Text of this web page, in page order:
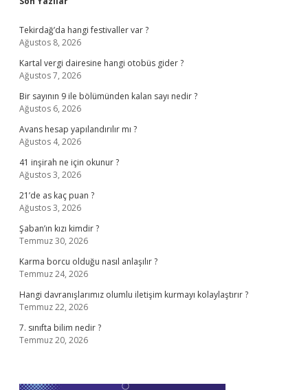
Sidebar
Tekirdağ’da hangi festivaller var ?
Ağustos 8, 2026
Kartal vergi dairesine hangi otobüs gider ?
Ağustos 7, 2026
Bir sayının 9 ile bölümünden kalan sayı nedir ?
Ağustos 6, 2026
Avans hesap yapılandırılır mı ?
Ağustos 4, 2026
41 inşirah ne için okunur ?
Ağustos 3, 2026
21’de as kaç puan ?
Ağustos 3, 2026
Şaban’ın kızı kimdir ?
Temmuz 30, 2026
Karma borcu olduğu nasıl anlaşılır ?
Temmuz 24, 2026
Hangi davranışlarımız olumlu iletişim kurmayı kolaylaştırır ?
Temmuz 22, 2026
7. sınıfta bilim nedir ?
Temmuz 20, 2026